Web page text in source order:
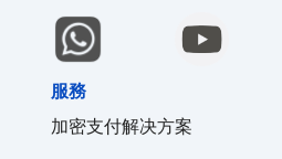
服務
加密支付解决方案